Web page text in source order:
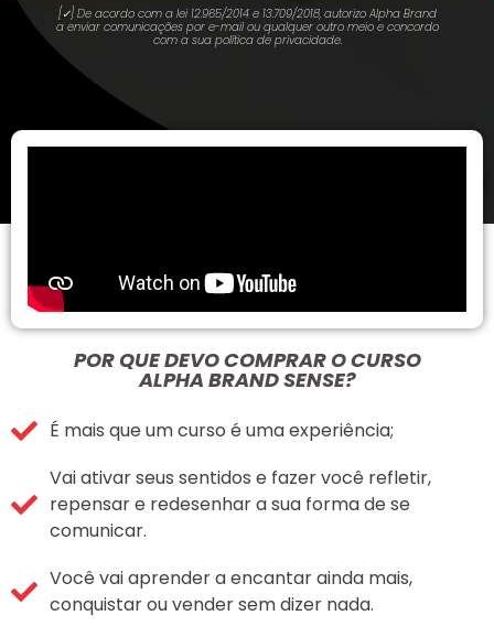
[✓] De acordo com a lei 12.965/2014 e 13.709/2018, autorizo Alpha Brand
a enviar comunicações por e-mail ou qualquer outro meio e concordo
com a sua política de privacidade.
POR QUE DEVO COMPRAR O CURSO
ALPHA BRAND SENSE?
É mais que um curso é uma experiência;
Vai ativar seus sentidos e fazer você refletir,
repensar e redesenhar a sua forma de se
comunicar.
Você vai aprender a encantar ainda mais,
conquistar ou vender sem dizer nada.